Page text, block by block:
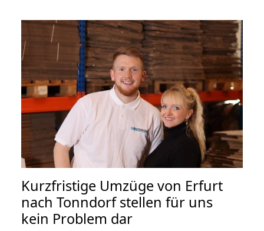
Kurzfristige Umzüge von Erfurt
nach Tonndorf stellen für uns
kein Problem dar